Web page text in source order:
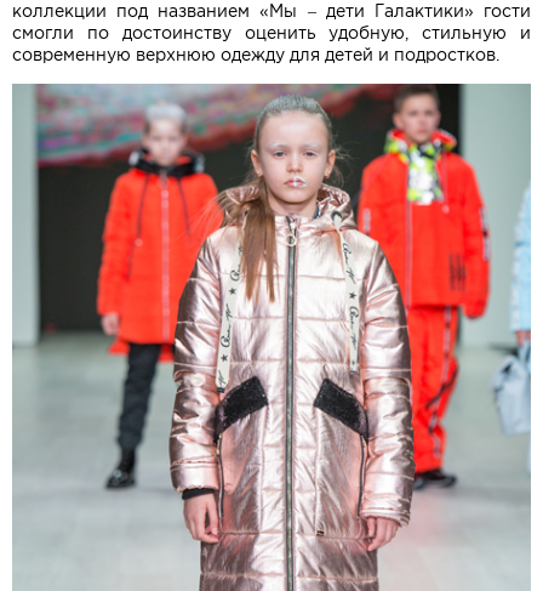
коллекции под названием «Мы – дети Галактики» гости
смогли по достоинству оценить удобную, стильную и
современную верхнюю одежду для детей и подростков.